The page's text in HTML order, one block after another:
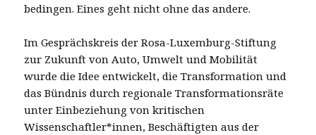
bedingen. Eines geht nicht ohne das andere.
Im Gesprächskreis der Rosa-Luxemburg-Stiftung
zur Zukunft von Auto, Umwelt und Mobilität
wurde die Idee entwickelt, die Transformation und
das Bündnis durch regionale Transformationsräte
unter Einbeziehung von kritischen
Wissenschaftler*innen, Beschäftigten aus der